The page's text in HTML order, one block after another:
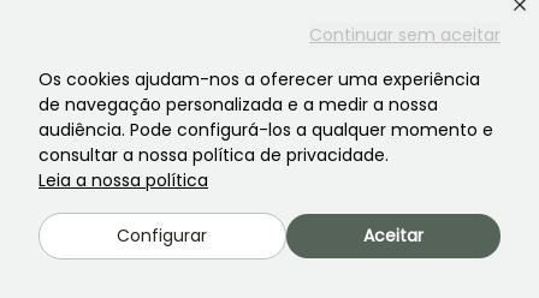
Continuar sem aceitar
Os cookies ajudam-nos a oferecer uma experiência
de navegação personalizada e a medir a nossa
audiência. Pode configurá-los a qualquer momento e
consultar a nossa política de privacidade.
Leia a nossa política
Configurar Aceitar
4,4/5
Todas as avaliações →
A newsletter preferida dos jardins. →
Receba as nossas novidades e ideias para aproveitar o
seu jardim durante todo o ano.